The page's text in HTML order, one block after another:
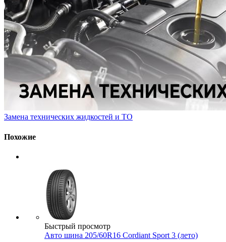
Замена технических жидкостей и ТО
Похожие
Быстрый просмотр
Авто шина 205/60R16 Cordiant Sport 3 (лето)